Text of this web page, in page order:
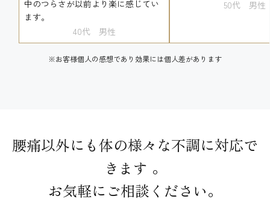
中のつらさが以前より楽に感じてい
ます。
40代 男性
50代 男性
※お客様個人の感想であり効果には個人差があります
腰痛以外にも体の様々な不調に対応で
きます 。
お気軽にご相談ください。